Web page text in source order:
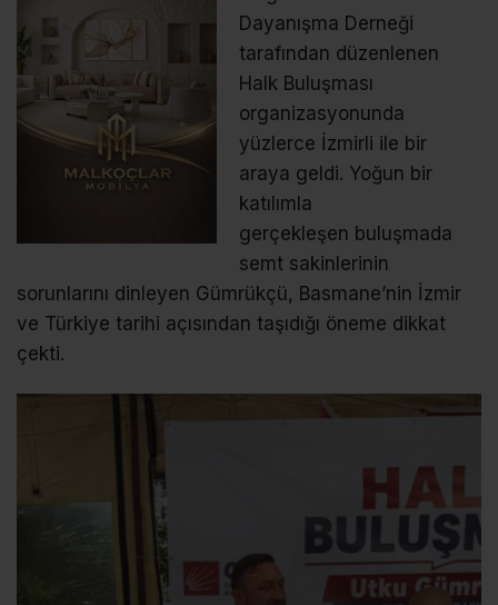
Dayanışma Derneği
tarafından düzenlenen
Halk Buluşması
organizasyonunda
yüzlerce İzmirli ile bir
araya geldi. Yoğun bir
katılımla
gerçekleşen buluşmada
semt sakinlerinin
sorunlarını dinleyen Gümrükçü, Basmane’nin İzmir
ve Türkiye tarihi açısından taşıdığı öneme dikkat
çekti.